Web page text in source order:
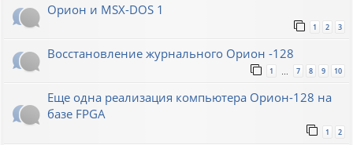
Орион и MSX-DOS 1
1 2 3
Восстановление журнального Орион -128
1 … 7 8 9 10
Еще одна реализация компьютера Орион-128 на
базе FPGA
1 2